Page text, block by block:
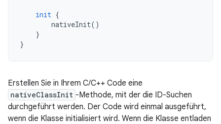
init {
nativeInit()
}
}
Erstellen Sie in Ihrem C/C++ Code eine
nativeClassInit -Methode, mit der die ID-Suchen
durchgeführt werden. Der Code wird einmal ausgeführt,
wenn die Klasse initialisiert wird. Wenn die Klasse entladen